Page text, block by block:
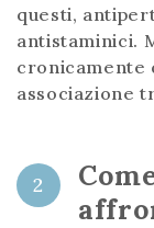
questi,
antistaminici.
cronicamente
associazione
2